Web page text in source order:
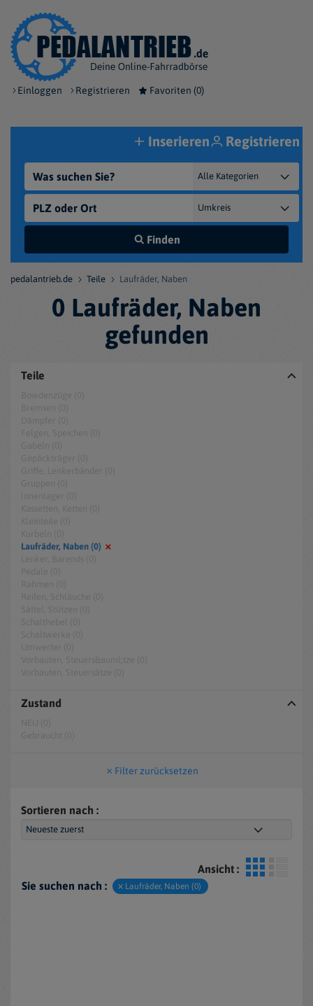
Einloggen Registrieren Favoriten (0)
Finden
Inserieren Registrieren
pedalantrieb.de Teile Laufräder, Naben
0 Laufräder, Naben
gefunden
Teile
Laufräder, Naben (0)
Zustand
Filter zurücksetzen
Sortieren nach :
Ansicht :
Sie suchen nach :
Laufräder, Naben (0)